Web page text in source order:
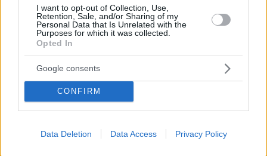
I want to opt-out of Collection, Use,
Retention, Sale, and/or Sharing of my
Personal Data that Is Unrelated with the
Purposes for which it was collected.
Opted In
Google consents
CONFIRM
Data Deletion Data Access Privacy Policy